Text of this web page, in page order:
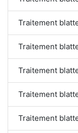
Traitement
Traitement
Traitement
Traitement
Traitement